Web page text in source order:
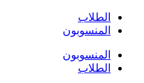
الطلاب
المنسوبون
المنسوبون
الطلاب